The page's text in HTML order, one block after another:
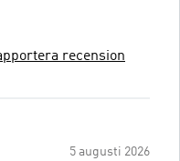
recension
5 augusti 2026